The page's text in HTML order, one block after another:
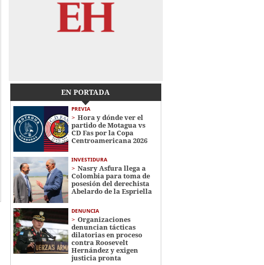
EN PORTADA
PREVIA
Hora y dónde ver el
partido de Motagua vs
CD Fas por la Copa
Centroamericana 2026
INVESTIDURA
Nasry Asfura llega a
Colombia para toma de
posesión del derechista
Abelardo de la Espriella
DENUNCIA
Organizaciones
denuncian tácticas
dilatorias en proceso
contra Roosevelt
Hernández y exigen
justicia pronta